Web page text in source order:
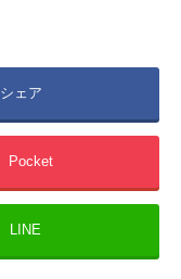
シェア
Pocket
LINE